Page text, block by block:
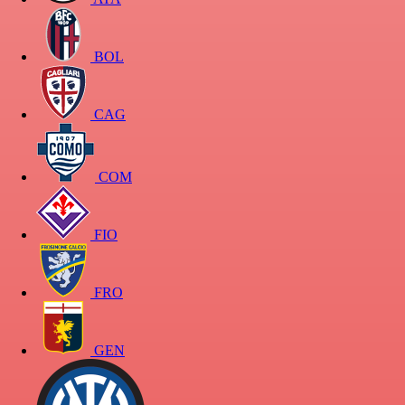
BOL
CAG
COM
FIO
FRO
GEN